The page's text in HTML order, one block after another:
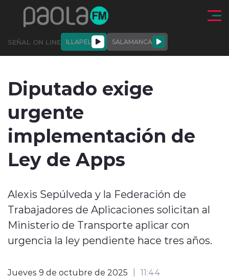
Click acá para ir directamente al contenido
SEÑAL ON LINE ILLAPEL SALAMANCA
DEPORTES
modo claro
Diputado exige
urgente
implementación de
Ley de Apps
Alexis Sepúlveda y la Federación de
Trabajadores de Aplicaciones solicitan al
Ministerio de Transporte aplicar con
urgencia la ley pendiente hace tres años.
Jueves 9 de octubre de 2025 11:44